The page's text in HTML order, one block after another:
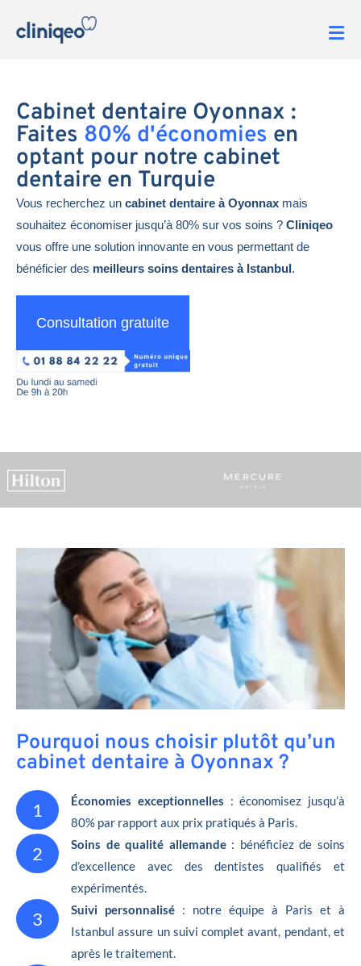
Cabinet dentaire Oyonnax :
Faites 80% d'économies en
optant pour notre cabinet
dentaire en Turquie
Vous recherchez un cabinet dentaire à Oyonnax mais
souhaitez économiser jusqu’à 80% sur vos soins ? Cliniqeo
vous offre une solution innovante en vous permettant de
bénéficier des meilleurs soins dentaires à Istanbul.
Consultation gratuite
Pourquoi nous choisir plutôt qu’un
cabinet dentaire à Oyonnax ?
1 Économies exceptionnelles : économisez jusqu’à
80% par rapport aux prix pratiqués à Paris.
2 Soins de qualité allemande: bénéficiez de soins
d’excellence avec des dentistes qualifiés et
expérimentés.
3 Suivi personnalisé : notre équipe à Paris et à
Istanbul assure un suivi complet avant, pendant, et
après le traitement.